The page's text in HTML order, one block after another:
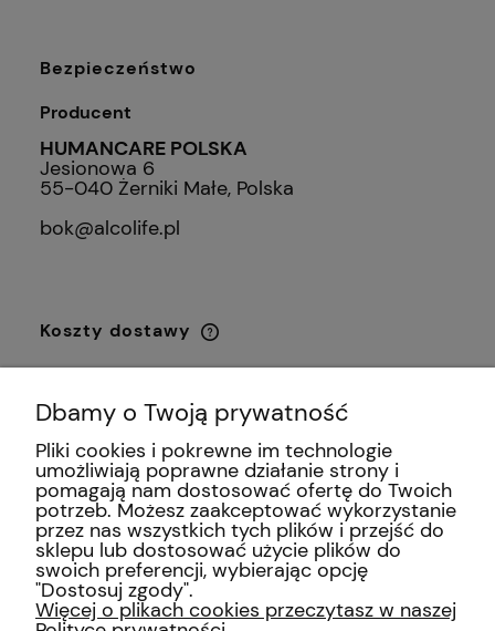
Bezpieczeństwo
Producent
HUMANCARE POLSKA
Jesionowa 6
55-040 Żerniki Małe, Polska
bok@alcolife.pl
Koszty dostawy
Cena nie zawiera ewentualnych kosztów
płatności
Przesyłka kurierska DHL
0,00 zł
Odbiór osobisty(Al. Krakowska
213, 02-180 Warszawa)
0,00 zł
INFORMACJE
Dbamy o Twoją prywatność
Pliki cookies i pokrewne im technologie
umożliwiają poprawne działanie strony i
pomagają nam dostosować ofertę do Twoich
potrzeb. Możesz zaakceptować wykorzystanie
przez nas wszystkich tych plików i przejść do
sklepu lub dostosować użycie plików do
swoich preferencji, wybierając opcję
"Dostosuj zgody".
Więcej o plikach cookies przeczytasz w naszej